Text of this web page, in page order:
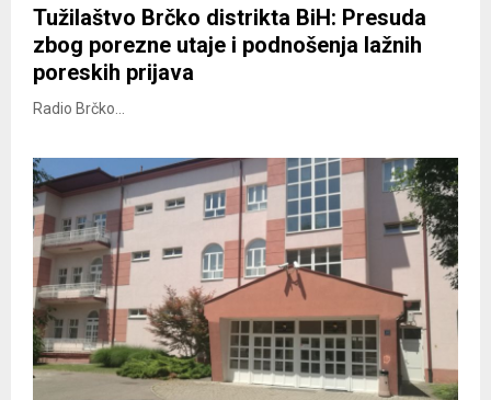
Tužilaštvo Brčko distrikta BiH: Presuda
zbog porezne utaje i podnošenja lažnih
poreskih prijava
Radio Brčko...